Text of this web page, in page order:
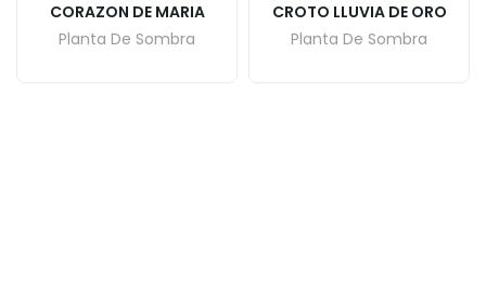
CORAZON DE MARIA
Planta De Sombra
CROTO LLUVIA DE ORO
Planta De Sombra